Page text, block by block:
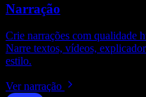
Narração
Crie narrações com qualidade
Narre textos, vídeos,
estilo.
Ver narração